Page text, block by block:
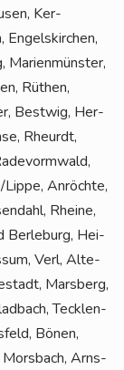
Ker­
Mari­en­müns­ter,
Rüt­hen,
Best­wig, Her­
Rheurdt,
Anröch­te,
Rhei­ne,
Ber­le­burg, Hei­
Verl, Alte­
Mars­berg,
Teck­len­
Bönen,
Mors­bach, Arns­